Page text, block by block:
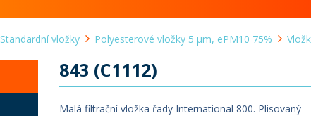
Standardní vložky Polyesterové vložky 5 µm, ePM10 75%
843 (C1112)
Malá filtrační vložka řady International 800. Plisovaný